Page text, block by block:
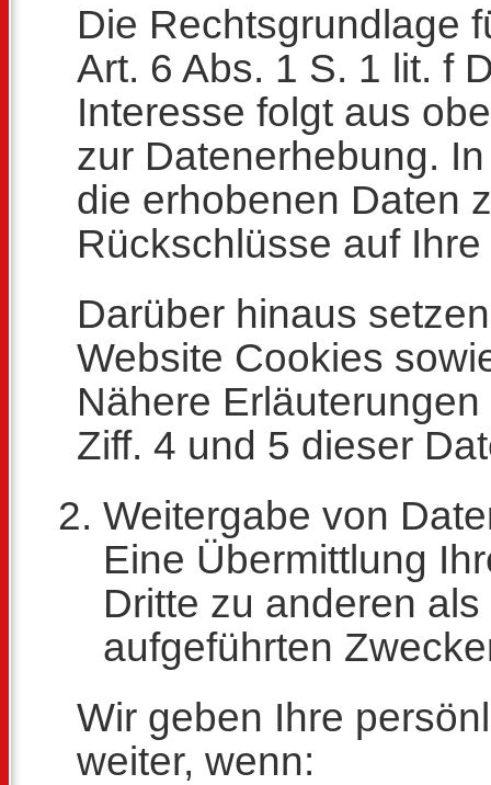
Die Rechtsgrundlage
Art. 6 Abs. 1 S. 1 lit. f
Interesse folgt aus
zur Datenerhebung.
die erhobenen Daten
Rückschlüsse auf
Darüber hinaus
Website Cookies
Nähere
Ziff. 4 und 5 dieser
Weitergabe von
Eine Übermittlung
Dritte zu anderen
aufgeführten
Wir geben Ihre
weiter, wenn: